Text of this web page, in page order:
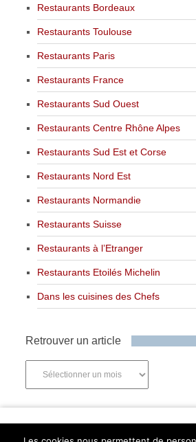
Restaurants Bordeaux
Restaurants Toulouse
Restaurants Paris
Restaurants France
Restaurants Sud Ouest
Restaurants Centre Rhône Alpes
Restaurants Sud Est et Corse
Restaurants Nord Est
Restaurants Normandie
Restaurants Suisse
Restaurants à l’Etranger
Restaurants Etoilés Michelin
Dans les cuisines des Chefs
Retrouver un article